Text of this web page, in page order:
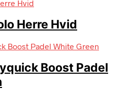
Herre Hvid
Boost Padel